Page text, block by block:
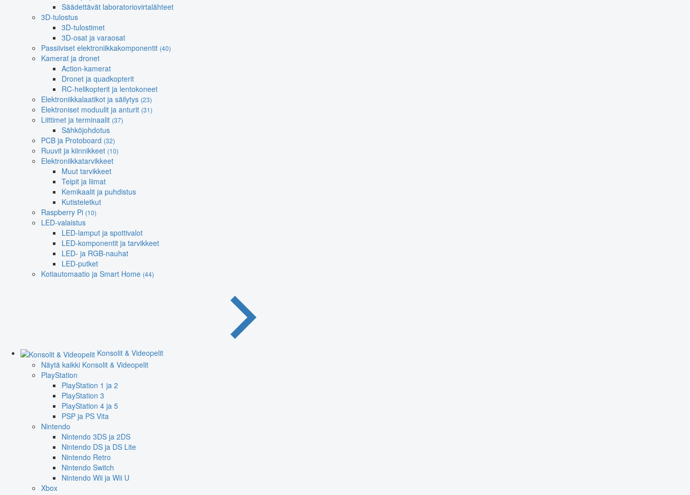
Säädettävät laboratoriovirtalähteet
3D-tulostus
3D-tulostimet
3D-osat ja varaosat
Passiiviset elektroniikkakomponentit (40)
Kamerat ja dronet
Action-kamerat
Dronet ja quadkopterit
RC-helikopterit ja lentokoneet
Elektroniikkalaatikot ja säilytys (23)
Elektroniset moduulit ja anturit (31)
Liittimet ja terminaalit (37)
Sähköjohdotus
PCB ja Protoboard (32)
Ruuvit ja kiinnikkeet (10)
Elektroniikkatarvikkeet
Muut tarvikkeet
Teipit ja liimat
Kemikaalit ja puhdistus
Kutisteletkut
Raspberry Pi (10)
LED-valaistus
LED-lamput ja spottivalot
LED-komponentit ja tarvikkeet
LED- ja RGB-nauhat
LED-putket
Kotiautomaatio ja Smart Home (44)
Konsolit & Videopelit
Näytä kaikki Konsolit & Videopelit
PlayStation
PlayStation 1 ja 2
PlayStation 3
PlayStation 4 ja 5
PSP ja PS Vita
Nintendo
Nintendo 3DS ja 2DS
Nintendo DS ja DS Lite
Nintendo Retro
Nintendo Switch
Nintendo Wii ja Wii U
Xbox